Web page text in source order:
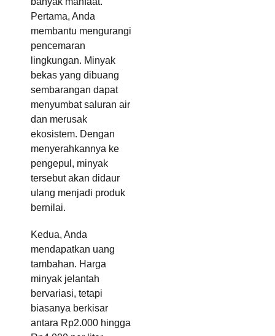
Pertama, Anda
membantu mengurangi
pencemaran
lingkungan. Minyak
bekas yang dibuang
sembarangan dapat
menyumbat saluran air
dan merusak
ekosistem. Dengan
menyerahkannya ke
pengepul, minyak
tersebut akan didaur
ulang menjadi produk
bernilai.
Kedua, Anda
mendapatkan uang
tambahan. Harga
minyak jelantah
bervariasi, tetapi
biasanya berkisar
antara Rp2.000 hingga